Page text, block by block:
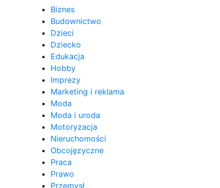
Biznes
Budownictwo
Dzieci
Dziecko
Edukacja
Hobby
Imprezy
Marketing i reklama
Moda
Moda i uroda
Motoryzacja
Nieruchomości
Obcojęzyczne
Praca
Prawo
Przemysł